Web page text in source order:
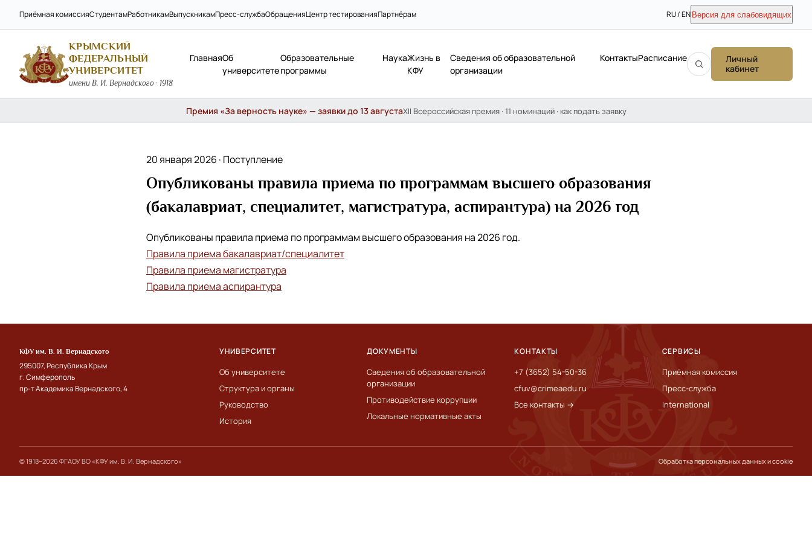
Приёмная комиссияСтудентамРаботникамВыпускникамПресс-службаОбращенияЦентр тестированияПартнёрам RU / EN Версия для слабовидящих
КРЫМСКИЙ
ФЕДЕРАЛЬНЫЙ
УНИВЕРСИТЕТ
имени В. И. Вернадского · 1918
ГлавнаяОб
университете
Образовательные
программы
НаукаЖизнь в
КФУ
Сведения об образовательной
организации
КонтактыРасписание
Личный
кабинет
Премия «За верность науке» — заявки до 13 августаXII Всероссийская премия · 11 номинаций · как подать заявку
20 января 2026 · Поступление
Опубликованы правила приема по программам высшего образования
(бакалавриат, специалитет, магистратура, аспирантура) на 2026 год
Опубликованы правила приема по программам высшего образования на 2026 год.
Правила приема бакалавриат/специалитет
Правила приема магистратура
Правила приема аспирантура
КФУ им. В. И. Вернадского
295007, Республика Крым
г. Симферополь
пр-т Академика Вернадского, 4
УНИВЕРСИТЕТ
Об университете
Структура и органы
Руководство
История
ДОКУМЕНТЫ
Сведения об образовательной
организации
Противодействие коррупции
Локальные нормативные акты
КОНТАКТЫ
+7 (3652) 54-50-36
cfuv@crimeaedu.ru
Все контакты →
СЕРВИСЫ
Приёмная комиссия
Пресс-служба
International
© 1918–2026 ФГАОУ ВО «КФУ им. В. И. Вернадского» Обработка персональных данных и cookie